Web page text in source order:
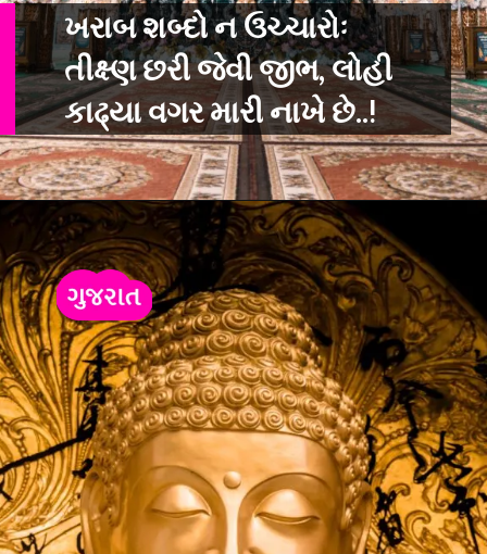
ખરાબ શબ્દો ન ઉચ્ચારોઃ
તીક્ષ્ણ છરી જેવી જીભ, લોહી
કાઢ્યા વગર મારી નાખે છ ે..!